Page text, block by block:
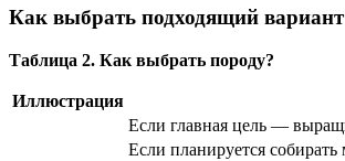
Как выбрать подходящий вариант
Таблица 2. Как выбрать породу?
Иллюстрация
Если главная цель —
Если планируется